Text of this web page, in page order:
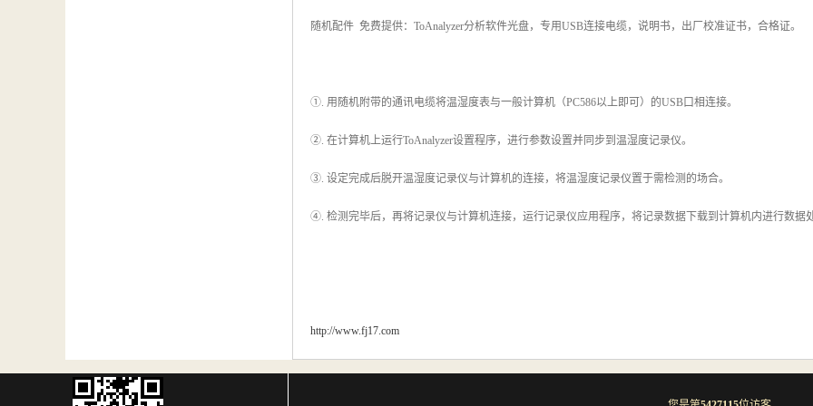
随机配件 免费提供：ToAnalyzer分析软件光盘，专用USB连接电缆，说明书，出厂校准证书，合格证。
①. 用随机附带的通讯电缆将温湿度表与一般计算机（PC586以上即可）的USB口相连接。
②. 在计算机上运行ToAnalyzer设置程序，进行参数设置并同步到温湿度记录仪。
③. 设定完成后脱开温湿度记录仪与计算机的连接，将温湿度记录仪置于需检测的场合。
④. 检测完毕后，再将记录仪与计算机连接，运行记录仪应用程序，将记录数据下载到计算机内进行数据
http://www.fj17.com